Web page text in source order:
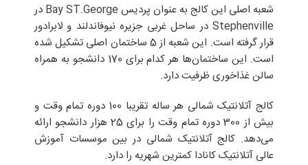
شعبه اصلی این کالج به عنوان پردیس Bay ST.George در
Stephenville در ساحل غربی جزیره‌ نیوفاندلند و لابرادور
قرار گرفته است. این شعبه از 5 ساختمان اصلی تشکیل شده
است. این ساختمان‌ها هر کدام برای 170 دانشجو به همراه
سالن غذاخوری ظرفیت دارد.
کالج آتلانتیک شمالی هر ساله تقریبا 100 دوره تمام وقت و
بیش از 300 دوره تمام وقت را برای 25 هزار دانشجو ارائه
می‌دهد. کالج آتلانتیک شمالی در بین موسسات آموزش
عالی آتلانتیک کانادا کمترین شهریه را دارد.